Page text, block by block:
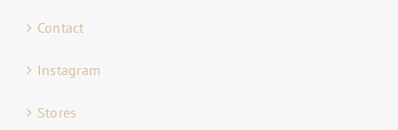
Contact
Instagram
Stores